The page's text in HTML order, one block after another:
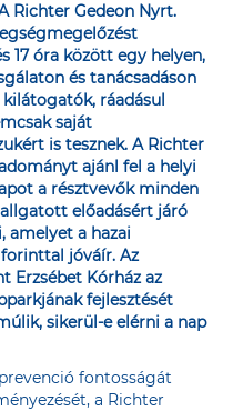
Richter Gedeon Nyrt.
17 óra között egy helyen,
és tanácsadáson
ráadásul
saját
is tesznek. A Richter
ajánl fel a helyi
a résztvevők minden
előadásért járó
amelyet a hazai
jóváír. Az
Erzsébet Kórház az
fejlesztését
sikerül-e elérni a nap
fontosságát
a Richter